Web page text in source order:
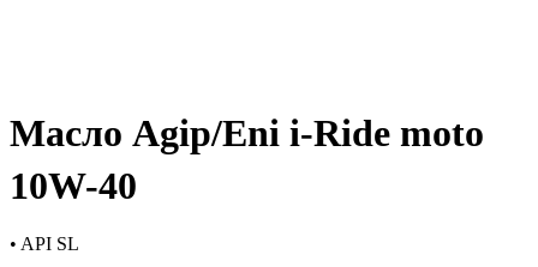
Масло Agip/Eni i-Ride moto
10W-40
• API SL